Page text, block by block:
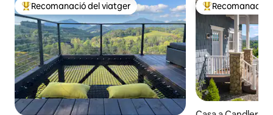
Principals recomanacions dels viatgers
Recomanació del viatger Principals
Recomanació